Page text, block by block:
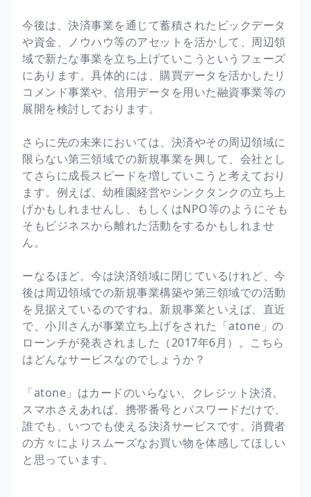
今後は、決済事業を通じて蓄積されたビックデータ
や資金、ノウハウ等のアセットを活かして、周辺領
域で新たな事業を立ち上げていこうというフェーズ
にあります。具体的には、購買データを活かしたリ
コメンド事業や、信用データを用いた融資事業等の
展開を検討しております。
さらに先の未来においては、決済やその周辺領域に
限らない第三領域での新規事業を興して、会社とし
てさらに成長スピードを増していこうと考えており
ます。例えば、幼稚園経営やシンクタンクの立ち上
げかもしれませんし、もしくはNPO等のようにそも
そもビジネスから離れた活動をするかもしれませ
ん。
ーなるほど。今は決済領域に閉じているけれど、今
後は周辺領域での新規事業構築や第三領域での活動
を見据えているのですね。新規事業といえば、直近
で、小川さんが事業立ち上げをされた「atone」の
ローンチが発表されました（2017年6月）。こちら
はどんなサービスなのでしょうか？
「atone」はカードのいらない、クレジット決済。
スマホさえあれば、携帯番号とパスワードだけで、
誰でも、いつでも使える決済サービスです。消費者
の方々によりスムーズなお買い物を体感してほしい
と思っています。